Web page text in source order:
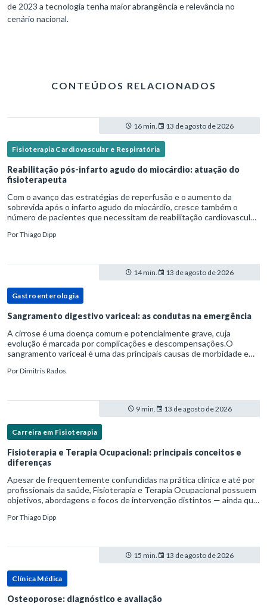
de 2023 a tecnologia tenha maior abrangência e relevância no
cenário nacional.
CONTEÚDOS RELACIONADOS
16 min. 13 de agosto de 2026
Fisioterapia Cardiovascular e Respiratória
Reabilitação pós-infarto agudo do miocárdio: atuação do
fisioterapeuta
Com o avanço das estratégias de reperfusão e o aumento da
sobrevida após o infarto agudo do miocárdio, cresce também o
número de pacientes que necessitam de reabilitação cardiovascular
PorThiago Dipp
14 min. 13 de agosto de 2026
Gastroenterologia
Sangramento digestivo variceal: as condutas na emergência
A cirrose é uma doença comum e potencialmente grave, cuja
evolução é marcada por complicações e descompensações.O
sangramento variceal é uma das principais causas de morbidade e
hipertensão port
PorDimitris Rados
9 min. 13 de agosto de 2026
Carreira em Fisioterapia
Fisioterapia e Terapia Ocupacional: principais conceitos e
diferenças
Apesar de frequentemente confundidas na prática clínica e até por
profissionais da saúde, Fisioterapia e Terapia Ocupacional possuem
objetivos, abordagens e focos de intervenção distintos — ainda que
PorThiago Dipp
15 min. 13 de agosto de 2026
Clínica Médica
Osteoporose: diagnóstico e avaliação